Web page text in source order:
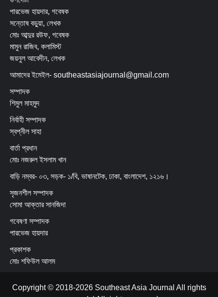
পারভেজ হায়দার, গবেষক
সন্তোষ বড়ুয়া, লেখক
মোঃ আব্দুর রউফ, গবেষক
মামুন রাজিব, কলামিস্ট
জয়নুল আবেদীন, লেখক
আমাদের ইমেইল- southeastasiajournal@gmail.com
সম্পাদক
শিমুল মাহমুদ
নির্বাহী সম্পাদক
স্বপ্নীল সাহা
বার্তা প্রধান
মোঃ নজরুল ইসলাম খান
বাড়ি নম্বর- ০৩, সড়ক- ১/বি, ভাষানটেক, ঢাকা, বাংলাদেশ, ১২১৬।
সৃজনশীল সম্পাদক
সোমা আক্তার সানজিদা
গবেষণা সম্পাদক
পারভেজ হায়দার
প্রকাশক
মোঃ শফিউল আলম
Copyright © 2018-2026 Southeast Asia Journal All rights